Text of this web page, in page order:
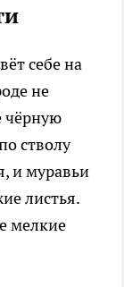
себе на
не
чёрную
стволу
и муравьи
листья.
мелкие